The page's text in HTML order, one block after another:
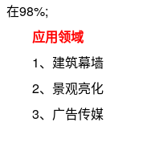
在98%;
应用领域
1、建筑幕墙
2、景观亮化
3、广告传媒